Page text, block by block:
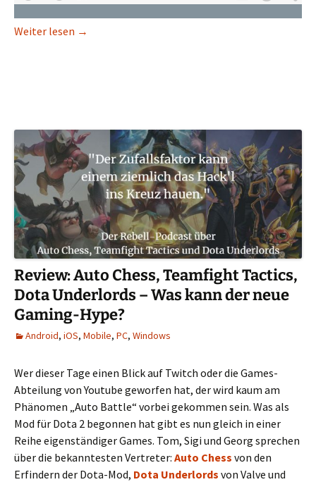
Weiter lesen Review: Plague Inc: Evolved – Rebellen züchten
→
Review: Auto Chess, Teamfight Tactics,
Dota Underlords – Was kann der neue
Gaming-Hype?
Android, iOS, Mobile, PC, Windows
Wer dieser Tage einen Blick auf Twitch oder die Games-
Abteilung von Youtube geworfen hat, der wird kaum am
Phänomen „Auto Battle“ vorbei gekommen sein. Was als
Mod für Dota 2 begonnen hat gibt es nun gleich in einer
Reihe eigenständiger Games. Tom, Sigi und Georg sprechen
über die bekanntesten Vertreter: Auto Chess von den
Erfindern der Dota-Mod, Dota Underlords von Valve und